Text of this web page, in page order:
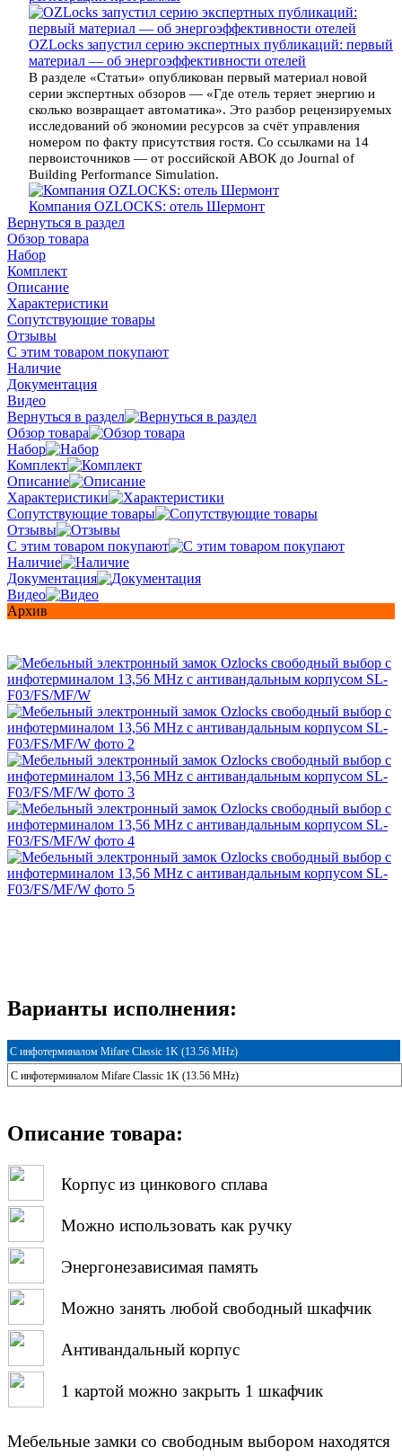
OZLocks запустил серию экспертных публикаций: первый
материал — об энергоэффективности отелей
В разделе «Статьи» опубликован первый материал новой
серии экспертных обзоров — «Где отель теряет энергию и
сколько возвращает автоматика». Это разбор рецензируемых
исследований об экономии ресурсов за счёт управления
номером по факту присутствия гостя. Со ссылками на 14
первоисточников — от российской АВОК до Journal of
Building Performance Simulation.
Компания OZLOCKS: отель Шермонт
Вернуться в раздел
Обзор товара
Набор
Комплект
Описание
Характеристики
Сопутствующие товары
Отзывы
С этим товаром покупают
Наличие
Документация
Видео
Вернуться в раздел
Обзор товара
Набор
Комплект
Описание
Характеристики
Сопутствующие товары
Отзывы
С этим товаром покупают
Наличие
Документация
Видео
Архив
Варианты исполнения:
С инфотерминалом Mifare Classic 1K (13.56 MHz)
С инфотерминалом Mifare Classic 1K (13.56 MHz)
Описание товара:
Корпус из цинкового сплава
Можно использовать как ручку
Энергонезависимая память
Можно занять любой свободный шкафчик
Антивандальный корпус
1 картой можно закрыть 1 шкафчик
Мебельные замки со свободным выбором находятся